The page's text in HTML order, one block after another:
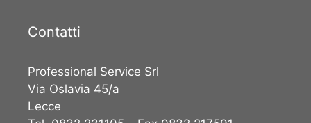
Contatti
Professional Service Srl
Via Oslavia 45/a
Lecce